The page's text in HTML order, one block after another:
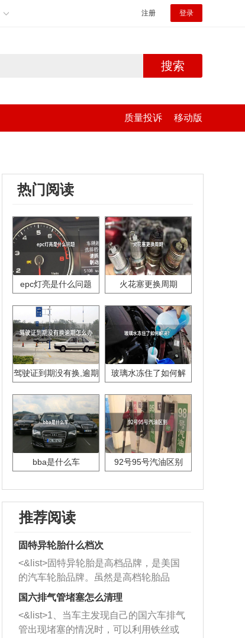
注册 登录
搜索
质量投诉 移动版
热门阅读
epc灯亮是什么问题 火花塞更换周期
驾驶证到期没有换,逾期
玻璃水冻住了如何解
bba是什么车 92号95号汽油区别
推荐阅读
固特异轮胎什么档次
<&list>固特异轮胎是高档品牌，是美国
的汽车轮胎品牌。虽然是高档轮胎品
牌，但是中高低端的轮胎都有生产，这
也是为了更好的开拓市场。
国六排气管堵塞怎么清理
<&list>1、当车主发现自己的国六车排气
管出现堵塞的情况时，可以利用铁丝或